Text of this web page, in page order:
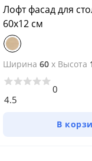
Лофт фасад для
60х12 см
Ширина 60 x Высота
4.5
0
В